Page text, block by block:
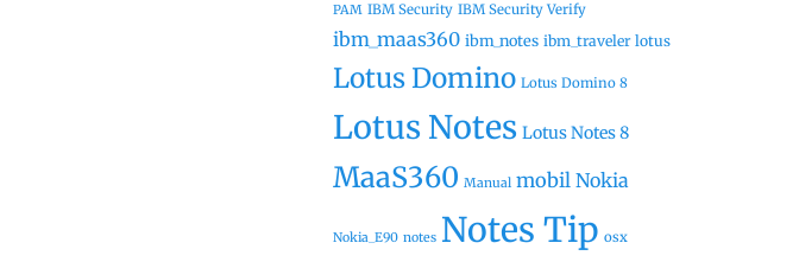
PAM IBM Security IBM Security Verify
ibm_maas360 ibm_notes ibm_traveler lotus
Lotus Domino Lotus Domino 8
Lotus Notes Lotus Notes 8
MaaS360 Manual mobil Nokia
Nokia_E90 notes Notes Tip osx